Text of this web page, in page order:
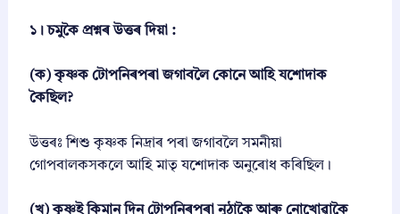
চ
কা
)
D
S
l
১। চমুকৈ প্ৰশ্নৰ উত্তৰ দিয়া :
(ক) কৃষ্ণক টোপনিৰপৰা জগাবলৈ কোনে আহি যশোদাক
কৈছিল?
উত্তৰঃ শিশু কৃষ্ণক নিদ্ৰাৰ পৰা জগাবলৈ সমনীয়া
গোপবালকসকলে আহি মাতৃ যশোদাক অনুৰোধ কৰিছিল।
(খ) কৃষ্ণই কিমান দিন টোপনিৰপৰা নুঠাকৈ আৰু নোখোৱাকৈ